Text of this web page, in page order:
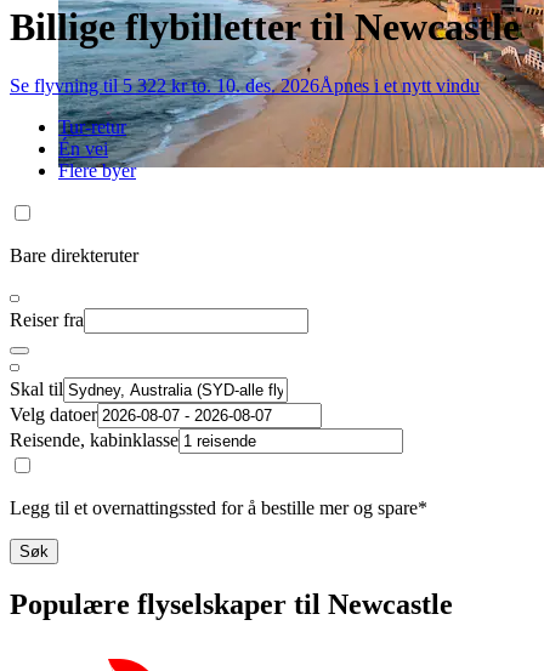
Billige flybilletter til Newcastle
Se flyvning til 5 322 kr to. 10. des. 2026Åpnes i et nytt vindu
Tur-retur
Én vei
Flere byer
Bare direkteruter
Reiser fra
Skal til
Velg datoer
Reisende, kabinklasse
Legg til et overnattingssted for å bestille mer og spare*
Søk
Populære flyselskaper til Newcastle